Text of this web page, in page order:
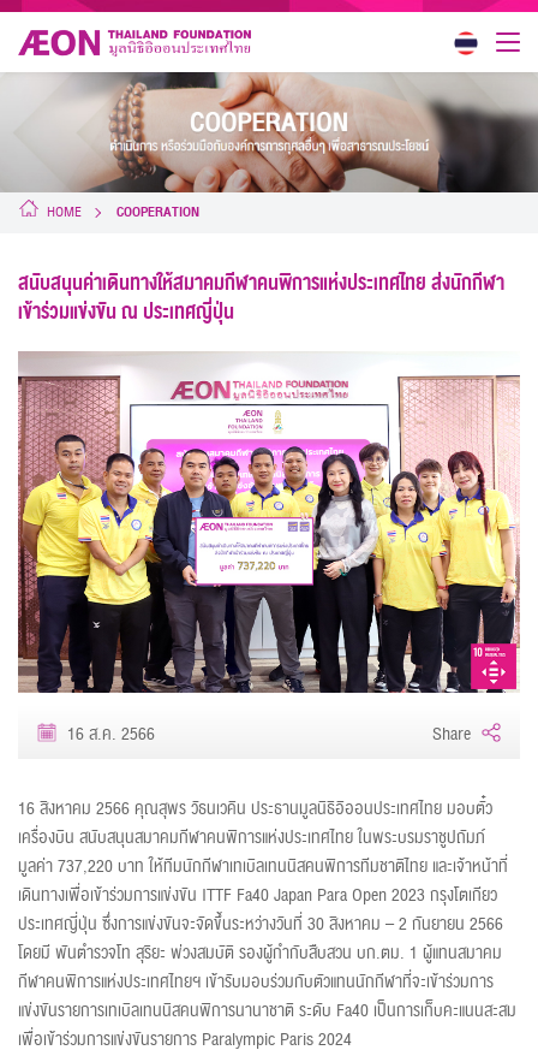
HOME COOPERATION
สนับสนุนค่าเดินทางให้สมาคมกีฬาคนพิการแห่งประเทศไทย ส่งนักกีฬา
เข้าร่วมแข่งขัน ณ ประเทศญี่ปุ่น
16 ส.ค. 2566 Share
16 สิงหาคม 2566 คุณสุพร วัธนเวคิน ประธานมูลนิธิอิออนประเทศไทย มอบตั๋ว
เครื่องบิน สนับสนุนสมาคมกีฬาคนพิการแห่งประเทศไทย ในพระบรมราชูปถัมภ์
มูลค่า 737,220 บาท ให้ทีมนักกีฬาเทเบิลเทนนิสคนพิการทีมชาติไทย และเจ้าหน้าที่
เดินทางเพื่อเข้าร่วมการแข่งขัน ITTF Fa40 Japan Para Open 2023 กรุงโตเกียว
ประเทศญี่ปุ่น ซึ่งการแข่งขันจะจัดขึ้นระหว่างวันที่ 30 สิงหาคม – 2 กันยายน 2566
โดยมี พันตำรวจโท สุริยะ พ่วงสมบัติ รองผู้กำกับสืบสวน บก.ตม. 1 ผู้แทนสมาคม
กีฬาคนพิการแห่งประเทศไทยฯ เข้ารับมอบร่วมกับตัวแทนนักกีฬาที่จะเข้าร่วมการ
แข่งขันรายการเทเบิลเทนนิสคนพิการนานาชาติ ระดับ Fa40 เป็นการเก็บคะแนนสะสม
เพื่อเข้าร่วมการแข่งขันรายการ Paralympic Paris 2024